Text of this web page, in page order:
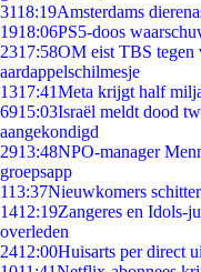
3118:19Amsterdams
1918:06PS5-doos
2317:58OM eist TBS tegen
aardappelschilmesje
1317:41Meta krijgt half
6915:03Israël meldt dood
aangekondigd
2913:48NPO-manager
groepsapp
113:37Nieuwkomers
1412:19Zangeres en Idols-
overleden
2412:00Huisarts per direct